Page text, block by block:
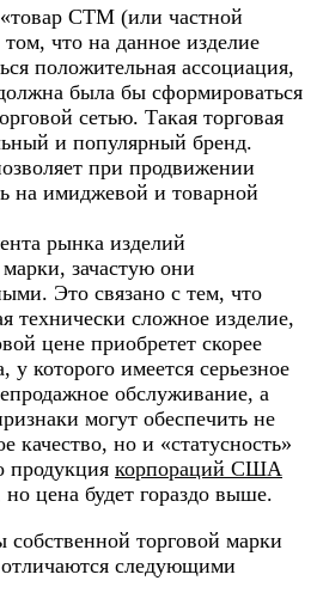
СТМ (или частной
что на данное изделие
положительная ассоциация,
была бы сформироваться
сетью. Такая торговая
и популярный бренд.
при продвижении
на имиджевой и товарной
рынка изделий
зачастую они
Это связано с тем, что
технически сложное изделие,
цене приобретет скорее
у которого имеется серьезное
обслуживание, а
могут обеспечить не
качество, но и «статусность»
продукция корпораций США
но цена будет гораздо выше.
торговой марки
следующими